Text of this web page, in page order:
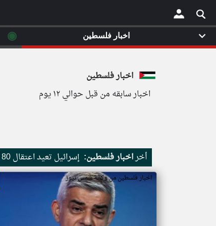
×
اخبار فلسطين
اخبار سابقه من قبل حوالي ١٢ يوم
أخراخبار فلسطين: إسرائيل تعيد اعتقال 80 أسيرا محررا منذ بدء حرب غزة
اخبار فلسطين من وكالة شمس نيوز
اخبار فلسطين ◉